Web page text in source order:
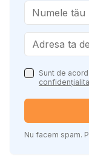
Sunt de
Nu facem spam.